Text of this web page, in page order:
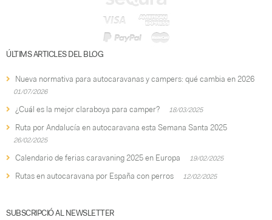
ÚLTIMS ARTICLES DEL BLOG
Nueva normativa para autocaravanas y campers: qué cambia en 2026
01/07/2026
¿Cuál es la mejor claraboya para camper? 18/03/2025
Ruta por Andalucía en autocaravana esta Semana Santa 2025
26/02/2025
Calendario de ferias caravaning 2025 en Europa 19/02/2025
Rutas en autocaravana por España con perros 12/02/2025
SUBSCRIPCIÓ AL NEWSLETTER